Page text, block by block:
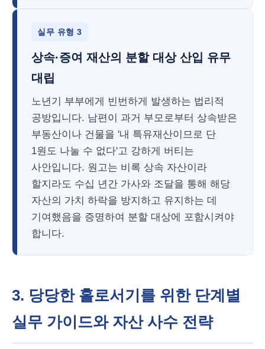
실무 유형 3
상속·증여 재산의 분할 대상 산입 유무
대립
노년기 부부에게 빈번하게 발생하는 법리적
공방입니다. 남편이 과거 부모로부터 상속받은
부동산이나 건물을 '내 특유재산이므로 단
1원도 나눌 수 없다'고 강하게 버티는
사안입니다. 원고는 비록 상속 자산이라
할지라도 수십 년간 가사와 조달을 통해 해당
자산의 가치 하락을 방지하고 유지하는 데
기여했음을 증명하여 분할 대상에 포함시켜야
합니다.
3. 당당한 홀로서기를 위한 단계별
실무 가이드와 자산 사수 전략